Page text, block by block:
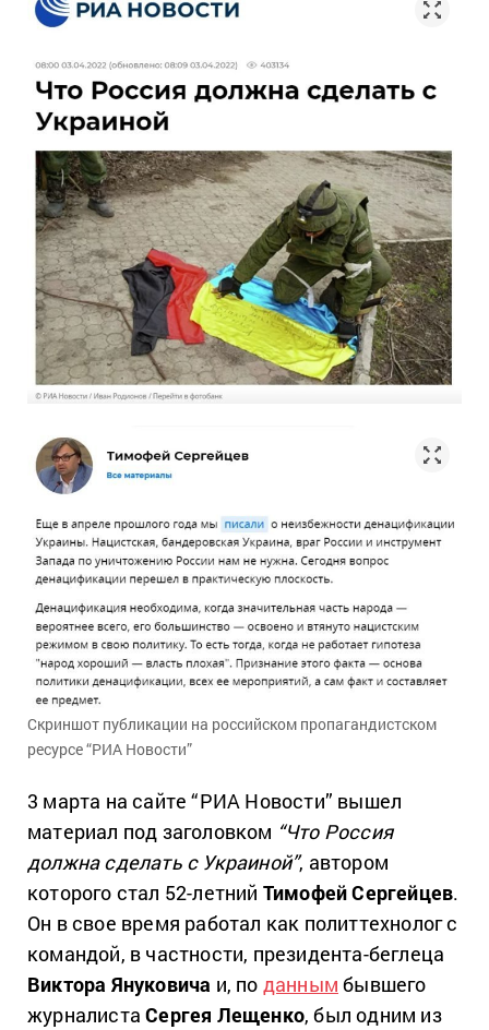
Скриншот публикации на российском пропагандистском
ресурсе “РИА Новости”
3 марта на сайте “РИА Новости” вышел
материал под заголовком “Что Россия
должна сделать с Украиной”, автором
которого стал 52-летний Тимофей Сергейцев.
Он в свое время работал как политтехнолог с
командой, в частности, президента-беглеца
Виктора Януковича и, по данным бывшего
журналистаСергея Лещенко, был одним из